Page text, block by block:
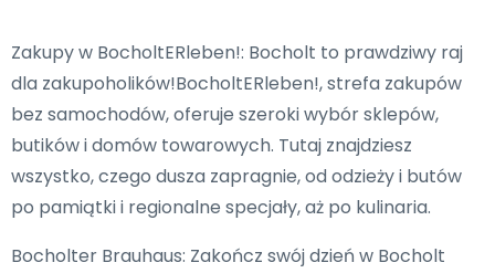
Zakupy w BocholtERleben!: Bocholt to prawdziwy raj
dla zakupoholików!BocholtERleben!, strefa zakupów
bez samochodów, oferuje szeroki wybór sklepów,
butików i domów towarowych. Tutaj znajdziesz
wszystko, czego dusza zapragnie, od odzieży i butów
po pamiątki i regionalne specjały, aż po kulinaria.
Bocholter Brauhaus: Zakończ swój dzień w Bocholt